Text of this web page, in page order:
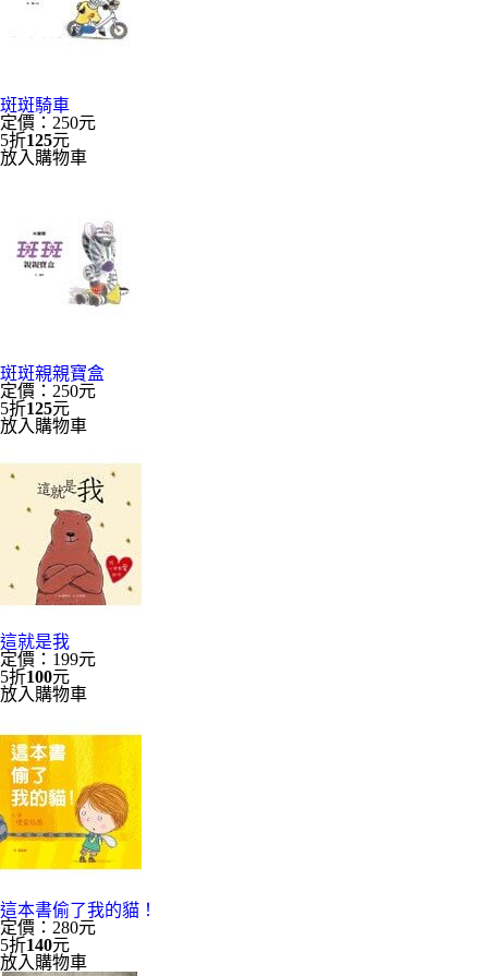
斑斑騎車
定價：250元
5折125元
放入購物車
斑斑親親寶盒
定價：250元
5折125元
放入購物車
這就是我
定價：199元
5折100元
放入購物車
這本書偷了我的貓！
定價：280元
5折140元
放入購物車